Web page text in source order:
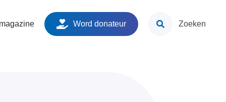
Word donateur Zoeken